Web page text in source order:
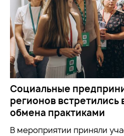
Социальные
регионов встретились
обмена практиками
В мероприятии приняли